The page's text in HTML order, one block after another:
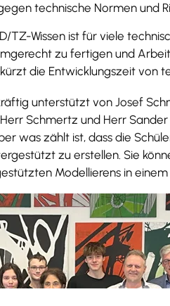
technische Normen und
TZ-Wissen ist für viele
zu fertigen und
die Entwicklungszeit von
unterstützt von Josef
Schmertz und Herr
was zählt ist, dass die
zu erstellen. Sie
Modellierens in einem